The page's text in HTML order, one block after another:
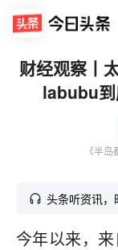
财经观察丨
labubu到
《半
头条听资讯，
今年以来，